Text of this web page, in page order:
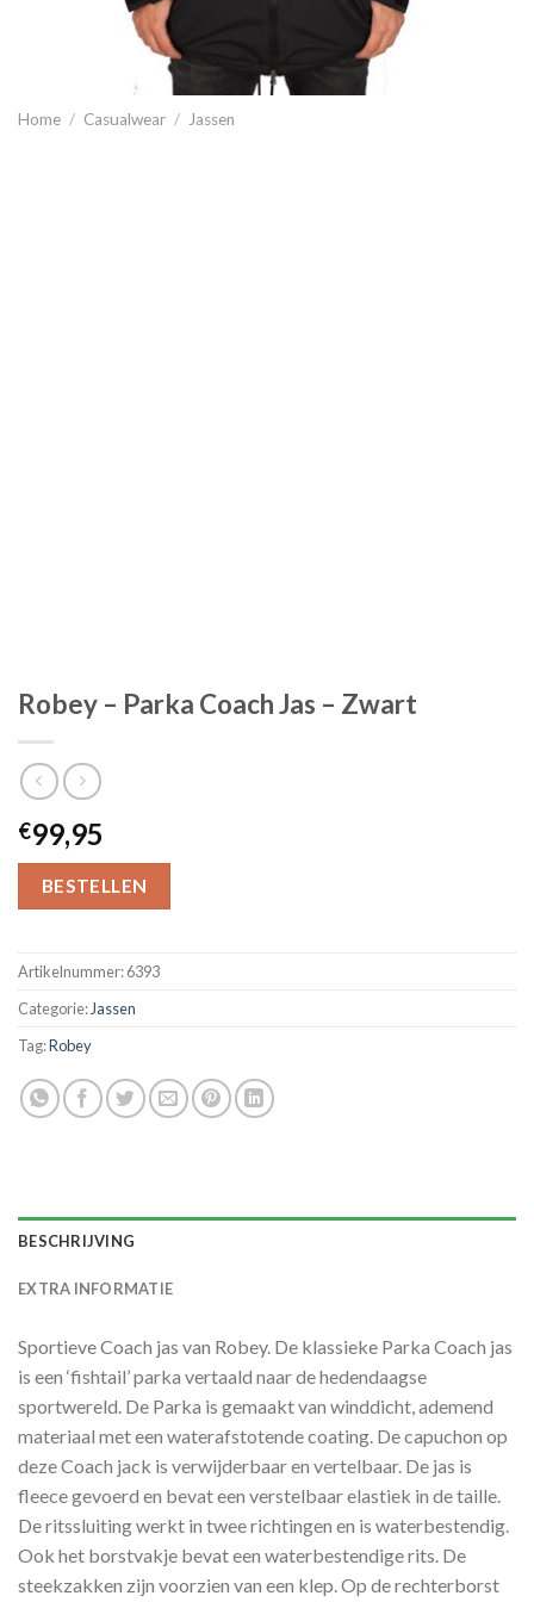
Home / Casualwear / Jassen
Robey – Parka Coach Jas – Zwart
€99,95
BESTELLEN
Artikelnummer:6393
Categorie: Jassen
Tag:Robey
BESCHRIJVING
EXTRA INFORMATIE
Sportieve Coach jas van Robey. De klassieke Parka Coach jas
is een ‘fishtail’ parka vertaald naar de hedendaagse
sportwereld. De Parka is gemaakt van winddicht, ademend
materiaal met een waterafstotende coating. De capuchon op
deze Coach jack is verwijderbaar en vertelbaar. De jas is
fleece gevoerd en bevat een verstelbaar elastiek in de taille.
De ritssluiting werkt in twee richtingen en is waterbestendig.
Ook het borstvakje bevat een waterbestendige rits. De
steekzakken zijn voorzien van een klep. Op de rechterborst